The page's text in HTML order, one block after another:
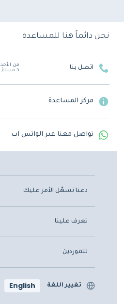
نحن دائماً هنا للمساعدة
اتصل بنا
5 مساءً
مركز المساعدة
تواصل معنا عبر الواتس اب
دعنا نسهّل الأمر عليك
تعرف علينا
للموردين
تغيير اللغة English